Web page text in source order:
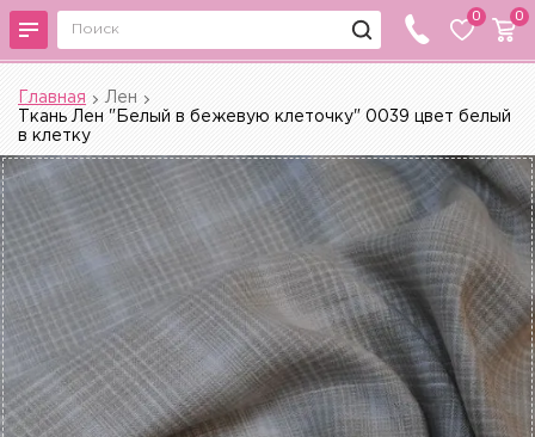
0 0
Главная
Лен
Ткань Лен "Белый в бежевую клеточку" 0039 цвет белый
в клетку